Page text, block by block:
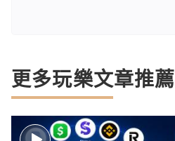
更多玩樂文章推薦